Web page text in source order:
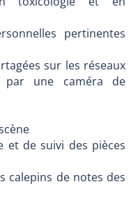
pertinentes
sur les réseaux
par une caméra de
de suivi des pièces
de notes des